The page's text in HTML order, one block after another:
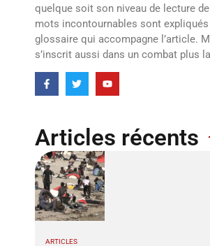
quelque soit son niveau de lecture
mots incontournables sont expliqués
glossaire qui accompagne l’article.
s’inscrit aussi dans un combat plus
Articles récents
ARTICLES